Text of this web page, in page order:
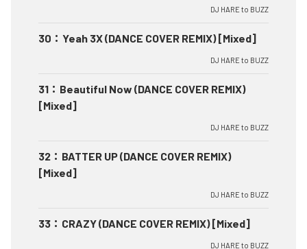
DJ HARE to BUZZ
30 ： Yeah 3X (DANCE COVER REMIX) [Mixed]
DJ HARE to BUZZ
31 ： Beautiful Now (DANCE COVER REMIX)
[Mixed]
DJ HARE to BUZZ
32 ： BATTER UP (DANCE COVER REMIX)
[Mixed]
DJ HARE to BUZZ
33 ： CRAZY (DANCE COVER REMIX) [Mixed]
DJ HARE to BUZZ